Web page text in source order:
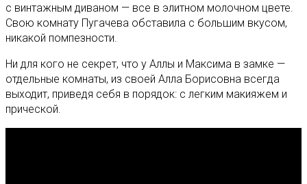
с винтажным диваном — все в элитном молочном цвете.
Свою комнату Пугачева обставила с большим вкусом,
никакой помпезности.
Ни для кого не секрет, что у Аллы и Максима в замке —
отдельные комнаты, из своей Алла Борисовна всегда
выходит, приведя себя в порядок: с легким макияжем и
прической.